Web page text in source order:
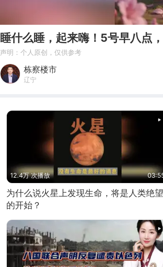
睡什么睡，起来嗨！5号早八点
声明：个人原创，仅供参考
栋察楼市
辽宁
12.4万 次播放
为什么说火星上发现生命，将是人类绝望
的开始？